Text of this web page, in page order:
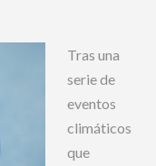
Tras una
serie de
eventos
climáticos
que